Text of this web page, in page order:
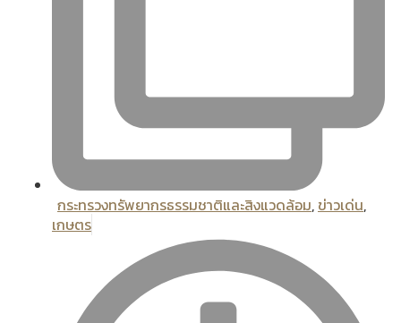
กระทรวงทรัพยากรธรรมชาติและสิงแวดล้อม, ข่าวเด่น,
เกษตร